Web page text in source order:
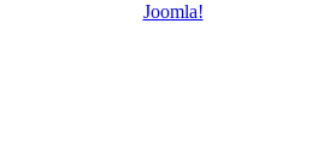
Joomla!